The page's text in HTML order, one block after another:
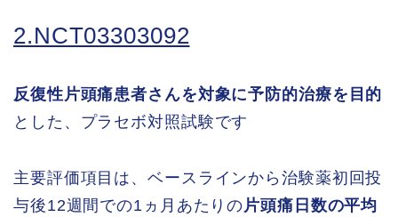
2.NCT03303092
反復性片頭痛患者さんを対象に予防的治療を目的
とした、プラセボ対照試験です
主要評価項目は、ベースラインから治験薬初回投
与後12週間での1ヵ月あたりの 片頭痛日数の平均